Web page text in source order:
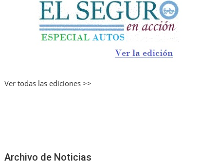
Ver todas las ediciones >>
Archivo de Noticias